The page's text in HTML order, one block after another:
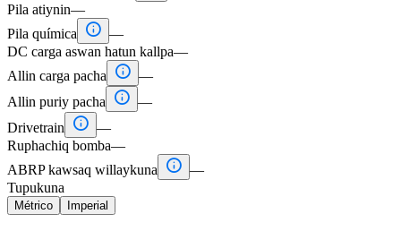
Pila atiynin—
Pila química
 —
DC carga aswan hatun kallpa—
Allin carga pacha
 —
Allin puriy pacha
 —
Drivetrain
 —
Ruphachiq bomba—
ABRP kawsaq willaykuna
 —
Tupukuna
Métrico Imperial